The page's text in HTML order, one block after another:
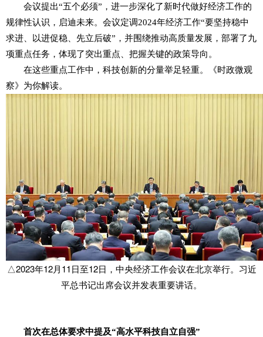
院内动态
科技资讯
科技政策
科技成果
党建园地
企业孵化
企业服务
联系我们
产教融合协同育人平台
会议提出“五个必须”，进一步深化了新时代做好经济工作的
规律性认识，启迪未来。会议定调2024年经济工作“要坚持稳中
求进、以进促稳、先立后破”，并围绕推动高质量发展，部署了九
项重点任务，体现了突出重点、把握关键的政策导向。
在这些重点工作中，科技创新的分量举足轻重。《时政微观
察》为你解读。
△2023年12月11日至12日，中央经济工作会议在北京举行。习近
平总书记出席会议并发表重要讲话。
首次在总体要求中提及“高水平科技自立自强”